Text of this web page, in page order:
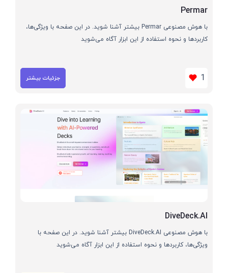
Permar
با هوش مصنوعی Permar بیشتر آشنا شوید. در این صفحه با ویژگی‌ها،
کاربردها و نحوه استفاده از این ابزار آگاه می‌شوید
1 جزئیات بیشتر
DiveDeck.AI
با هوش مصنوعی DiveDeck.AI بیشتر آشنا شوید. در این صفحه با
ویژگی‌ها، کاربردها و نحوه استفاده از این ابزار آگاه می‌شوید